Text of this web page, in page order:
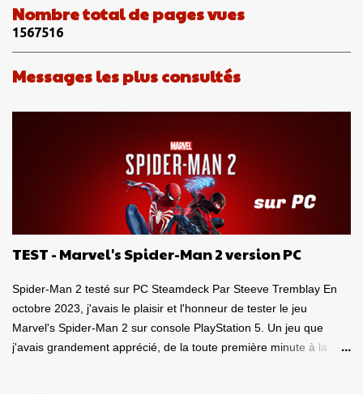
t
e
Nombre total de pages vues
1567516
Messages les plus consultés
TEST - Marvel's Spider-Man 2 version PC
Spider-Man 2 testé sur PC Steamdeck Par Steeve Tremblay En
octobre 2023, j'avais le plaisir et l'honneur de tester le jeu
Marvel's Spider-Man 2 sur console PlayStation 5. Un jeu que
j'avais grandement apprécié, de la toute première minute à la